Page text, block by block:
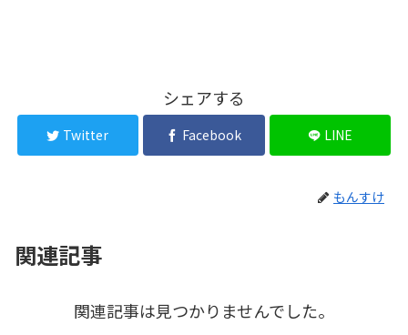
シェアする
Twitter Facebook LINE
もんすけ
関連記事
関連記事は見つかりませんでした。